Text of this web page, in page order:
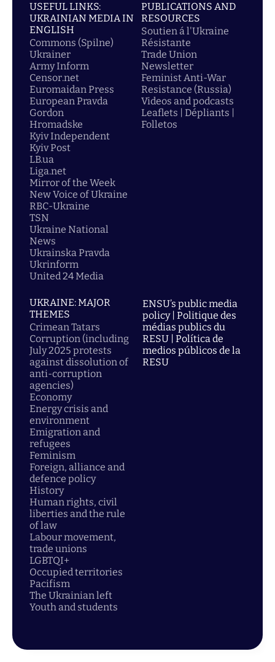
USEFUL LINKS:
UKRAINIAN MEDIA IN
ENGLISH
Commons (Spilne)
Ukrainer
Army Inform
Censor.net
Euromaidan Press
European Pravda
Gordon
Hromadske
Kyiv Independent
Kyiv Post
LB.ua
Liga.net
Mirror of the Week
New Voice of Ukraine
RBC-Ukraine
TSN
Ukraine National
News
Ukrainska Pravda
Ukrinform
United 24 Media
PUBLICATIONS AND
RESOURCES
Soutien á l'Ukraine
Résistante
Trade Union
Newsletter
Feminist Anti-War
Resistance (Russia)
Videos and podcasts
Leaflets | Dépliants |
Folletos
UKRAINE: MAJOR
THEMES
Crimean Tatars
Corruption (including
July 2025 protests
against dissolution of
anti-corruption
agencies)
Economy
Energy crisis and
environment
Emigration and
refugees
Feminism
Foreign, alliance and
defence policy
History
Human rights, civil
liberties and the rule
of law
Labour movement,
trade unions
LGBTQI+
Occupied territories
Pacifism
The Ukrainian left
Youth and students
ENSU’s public media
policy | Politique des
médias publics du
RESU | Política de
medios públicos de la
RESU